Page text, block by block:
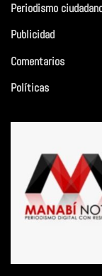
Periodismo
Publicidad
Comentarios
Políticas